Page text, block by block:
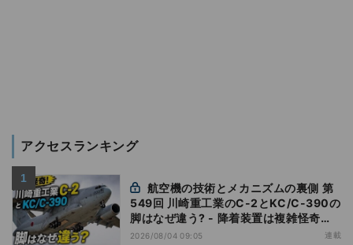
アクセスランキング
549回 川崎重工業のC-2とKC/C-390の
脚はなぜ違う? - 降着装置は複雑怪奇
(5)|軍用輸送機(10)
2026/08/04 09:05 連載